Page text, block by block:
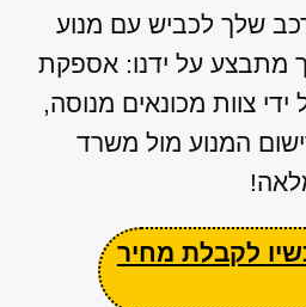
שלך לכביש עם מנוע
מתבצע על ידנו: אספקת
צוות מכונאים מנוסה,
המנוע מול משרד
לקבלת מחיר